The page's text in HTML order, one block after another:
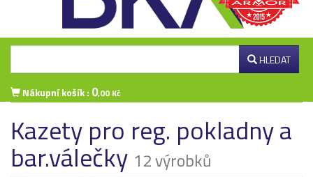
HLEDAT
Nákupní košík : 0,00 Kč
Přihlášení zákazníka
Kazety pro reg. pokladny a
bar.válečky 12 výrobků